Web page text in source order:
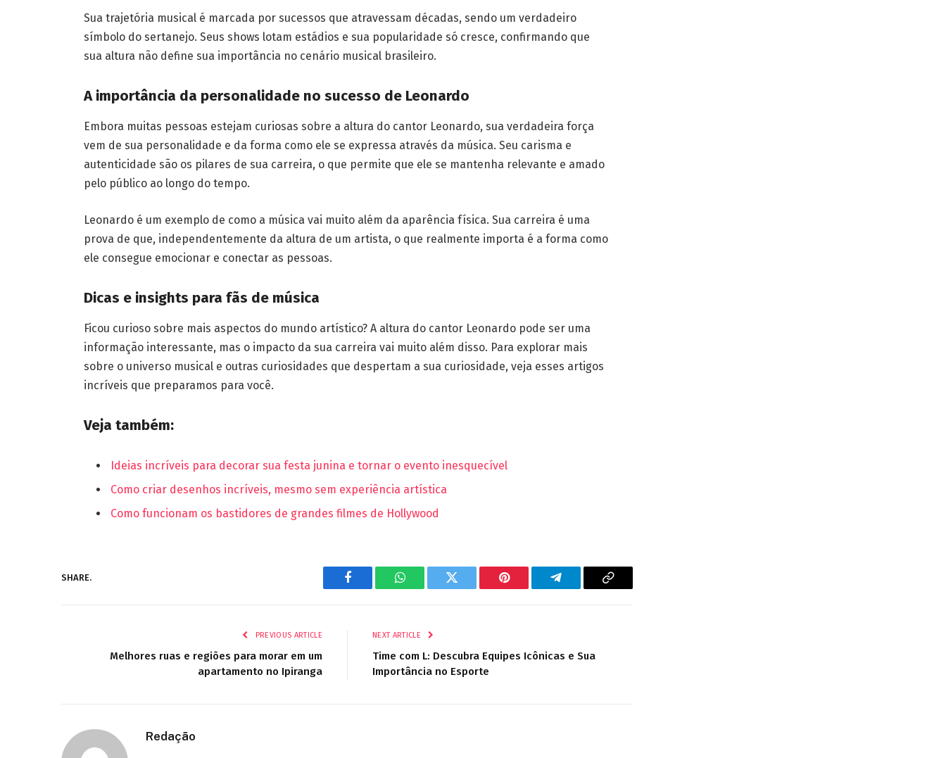
Sua trajetória musical é marcada por sucessos que atravessam décadas, sendo um verdadeiro
símbolo do sertanejo. Seus shows lotam estádios e sua popularidade só cresce, confirmando que
sua altura não define sua importância no cenário musical brasileiro.
A importância da personalidade no sucesso de Leonardo
Embora muitas pessoas estejam curiosas sobre a altura do cantor Leonardo, sua verdadeira força
vem de sua personalidade e da forma como ele se expressa através da música. Seu carisma e
autenticidade são os pilares de sua carreira, o que permite que ele se mantenha relevante e amado
pelo público ao longo do tempo.
Leonardo é um exemplo de como a música vai muito além da aparência física. Sua carreira é uma
prova de que, independentemente da altura de um artista, o que realmente importa é a forma como
ele consegue emocionar e conectar as pessoas.
Dicas e insights para fãs de música
Ficou curioso sobre mais aspectos do mundo artístico? A altura do cantor Leonardo pode ser uma
informação interessante, mas o impacto da sua carreira vai muito além disso. Para explorar mais
sobre o universo musical e outras curiosidades que despertam a sua curiosidade, veja esses artigos
incríveis que preparamos para você.
Veja também:
Ideias incríveis para decorar sua festa junina e tornar o evento inesquecível
Como criar desenhos incríveis, mesmo sem experiência artística
Como funcionam os bastidores de grandes filmes de Hollywood
SHARE.
Facebook WhatsAppTwitter Pinterest Telegram Copy
PREVIOUS ARTICLE
Melhores ruas e regiões para morar em um
apartamento no Ipiranga
NEXT ARTICLE
Time com L: Descubra Equipes Icônicas e Sua
Importância no Esporte
Redação